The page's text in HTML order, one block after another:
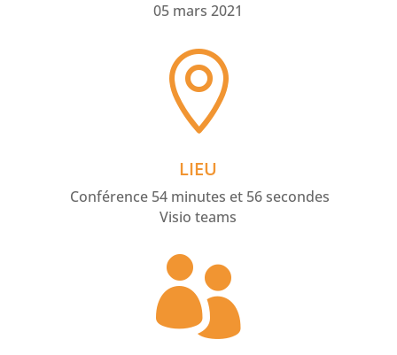
05 mars 2021

LIEU
Conférence 54 minutes et 56 secondes
Visio teams
